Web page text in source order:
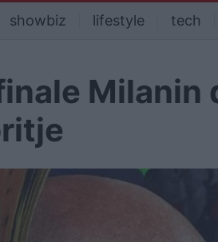
showbiz lifestyle tech
Milanin